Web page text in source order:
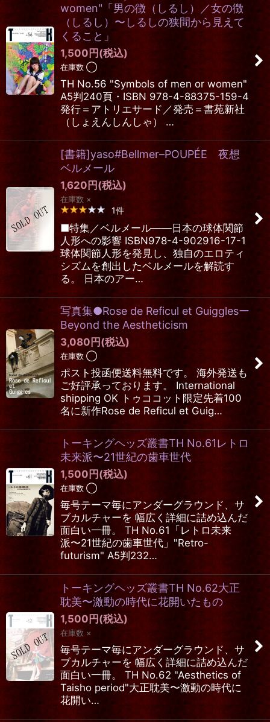
women"「男の徴（しるし）／女の徴
（しるし）〜しるしの狭間から見えて
くること」
1,500円(税込)
在庫数 ◯
TH No.56 "Symbols of men or women"
A5判240頁・ISBN 978-4-88375-159-4
発行＝アトリエサード／発売＝書苑新社
（しょえんしんしゃ） …
[書籍]yaso#Bellmer–POUPÉE 夜想
ベルメール
1,620円(税込)
在庫数 ×
1件
■特集／ベルメール――日本の球体関節
人形への影響 ISBN978-4-902916-17-1
球体関節人形を発見し、独自のエロティ
シズムを創出したベルメールを解読す
る。 日本のアー…
写真集●Rose de Reficul et Guigglesー
Beyond the Aestheticism
3,080円(税込)
在庫数 ◯
ポスト投函便送料無料です。 海外発送も
ご好評承っております。 International
shipping OK トゥココット限定先着100
名に新作Rose de Reficul et Guig…
トーキングヘッズ叢書TH No.61レトロ
未来派〜21世紀の歯車世代
1,500円(税込)
在庫数 ◯
毎号テーマ毎にアンダーグラウンド、サ
ブカルチャーを 幅広く詳細に詰め込んだ
面白い一冊。 TH No.61「レトロ未来
派〜21世紀の歯車世代」"Retro-
futurism" A5判232…
トーキングヘッズ叢書TH No.62大正
耽美〜激動の時代に花開いたもの
1,500円(税込)
在庫数 ×
毎号テーマ毎にアンダーグラウンド、サ
ブカルチャーを 幅広く詳細に詰め込んだ
面白い一冊。 TH No.62 "Aesthetics of
Taisho period"大正耽美〜激動の時代に
花開い…